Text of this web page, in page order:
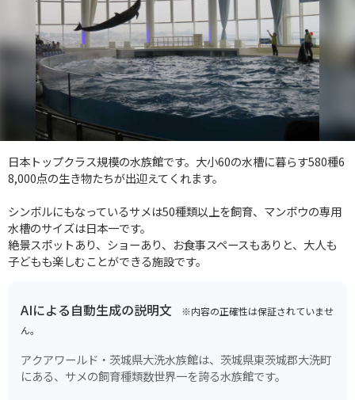
日本トップクラス規模の水族館です。大小60の水槽に暮らす580種6
8,000点の生き物たちが出迎えてくれます。
シンボルにもなっているサメは50種類以上を飼育、マンボウの専用
水槽のサイズは日本一です。
絶景スポットあり、ショーあり、お食事スペースもありと、大人も
子どもも楽しむことができる施設です。
AIによる自動生成の説明文 ※内容の正確性は保証されていませ
ん。
アクアワールド・茨城県大洗水族館は、茨城県東茨城郡大洗町
にある、サメの飼育種類数世界一を誇る水族館です。